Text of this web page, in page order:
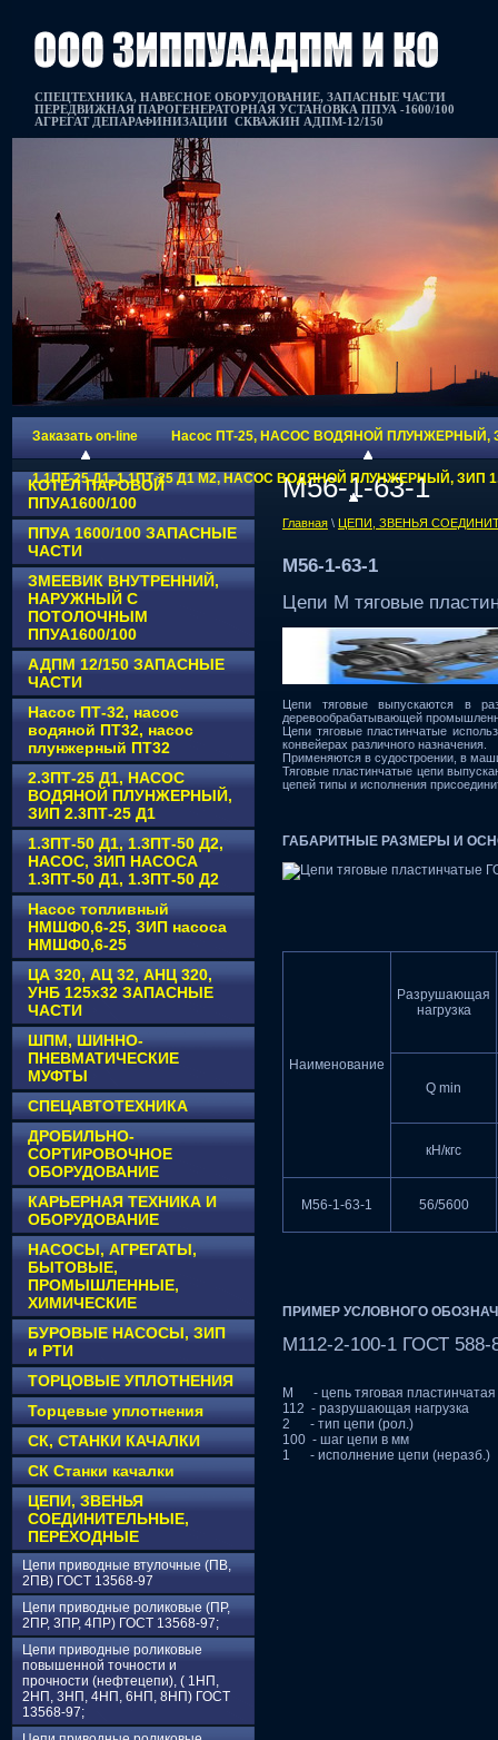
Заказать on-line Насос ПТ-25, НАСОС ВОДЯНОЙ ПЛУНЖЕРНЫЙ,
1.1ПТ-25 Д1, 1.1ПТ-25 Д1 М2, НАСОС ВОДЯНОЙ ПЛУНЖЕРНЫЙ, ЗИП
СПЕЦТЕХНИКА, НАВЕСНОЕ ОБОРУДОВАНИЕ, ЗАПАСНЫЕ ЧАСТИ
ПЕРЕДВИЖНАЯ ПАРОГЕНЕРАТОРНАЯ УСТАНОВКА ППУА -1600/100
АГРЕГАТ ДЕПАРАФИНИЗАЦИИ СКВАЖИН АДПМ-12/150
КОТЕЛ ПАРОВОЙ
ППУА1600/100
ППУА 1600/100 ЗАПАСНЫЕ
ЧАСТИ
ЗМЕЕВИК ВНУТРЕННИЙ,
НАРУЖНЫЙ С
ПОТОЛОЧНЫМ
ППУА1600/100
АДПМ 12/150 ЗАПАСНЫЕ
ЧАСТИ
Насос ПТ-32, насос
водяной ПТ32, насос
плунжерный ПТ32
2.3ПТ-25 Д1, НАСОС
ВОДЯНОЙ ПЛУНЖЕРНЫЙ,
ЗИП 2.3ПТ-25 Д1
1.3ПТ-50 Д1, 1.3ПТ-50 Д2,
НАСОС, ЗИП НАСОСА
1.3ПТ-50 Д1, 1.3ПТ-50 Д2
Насос топливный
НМШФ0,6-25, ЗИП насоса
НМШФ0,6-25
ЦА 320, АЦ 32, АНЦ 320,
УНБ 125х32 ЗАПАСНЫЕ
ЧАСТИ
ШПМ, ШИННО-
ПНЕВМАТИЧЕСКИЕ
МУФТЫ
СПЕЦАВТОТЕХНИКА
ДРОБИЛЬНО-
СОРТИРОВОЧНОЕ
ОБОРУДОВАНИЕ
КАРЬЕРНАЯ ТЕХНИКА И
ОБОРУДОВАНИЕ
НАСОСЫ, АГРЕГАТЫ,
БЫТОВЫЕ,
ПРОМЫШЛЕННЫЕ,
ХИМИЧЕСКИЕ
БУРОВЫЕ НАСОСЫ, ЗИП
и РТИ
ТОРЦОВЫЕ УПЛОТНЕНИЯ
Торцевые уплотнения
СК, СТАНКИ КАЧАЛКИ
CК Станки качалки
ЦЕПИ, ЗВЕНЬЯ
СОЕДИНИТЕЛЬНЫЕ,
ПЕРЕХОДНЫЕ
Цепи приводные втулочные (ПВ,
2ПВ) ГОСТ 13568-97
Цепи приводные роликовые (ПР,
2ПР, 3ПР, 4ПР) ГОСТ 13568-97;
Цепи приводные роликовые
повышенной точности и
прочности (нефтецепи), ( 1НП,
2НП, 3НП, 4НП, 6НП, 8НП) ГОСТ
13568-97;
М56-1-63-1
Главная \ ЦЕПИ, ЗВЕНЬЯ
М56-1-63-1
Цепи М тяговые
Цепи тяговые выпускаются в
деревообрабатывающей
Цепи тяговые пластинчатые
конвейерах различного назначения.
Применяются в судостроении, в
Тяговые пластинчатые цепи
цепей типы и исполнения
ГАБАРИТНЫЕ РАЗМЕРЫ И
Наименование
Разрушающая
нагрузка
Q min
кН/кгс
М56-1-63-1 56/5600
ПРИМЕР УСЛОВНОГО
М112-2-100-1 ГОСТ 588-
М - цепь тяговая пластинчатая
112 - разрушающая нагрузка
2 - тип цепи (рол.)
100 - шаг цепи в мм
1 - исполнение цепи (неразб.)